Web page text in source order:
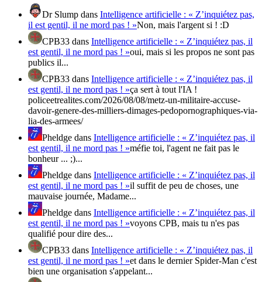
Dr Slump dans Intelligence artificielle : « Z’inquiétez pas,
il est gentil, il ne mord pas ! »Non, mais l'argent si ! :D
CPB33 dans Intelligence artificielle : « Z’inquiétez pas, il
est gentil, il ne mord pas ! »oui, mais si les propos ne sont pas
publics il...
CPB33 dans Intelligence artificielle : « Z’inquiétez pas, il
est gentil, il ne mord pas ! »ça sert à tout l'IA !
policeetrealites.com/2026/08/08/metz-un-militaire-accuse-
davoir-genere-des-milliers-dimages-pedopornographiques-via-
lia-des-armees/
Pheldge dans Intelligence artificielle : « Z’inquiétez pas, il
est gentil, il ne mord pas ! »méfie toi, l'agent ne fait pas le
bonheur ... ;)...
Pheldge dans Intelligence artificielle : « Z’inquiétez pas, il
est gentil, il ne mord pas ! »il suffit de peu de choses, une
mauvaise journée, Madame...
Pheldge dans Intelligence artificielle : « Z’inquiétez pas, il
est gentil, il ne mord pas ! »voyons CPB, mais tu n'es pas
qualifié pour dire des...
CPB33 dans Intelligence artificielle : « Z’inquiétez pas, il
est gentil, il ne mord pas ! »et dans le dernier Spider-Man c'est
bien une organisation s'appelant...